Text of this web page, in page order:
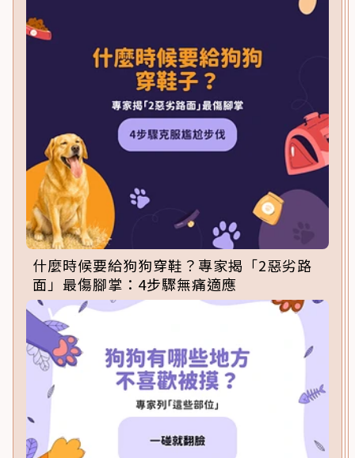
什麼時候要給狗狗穿鞋？專家揭「2惡劣路
面」最傷腳掌：4步驟無痛適應